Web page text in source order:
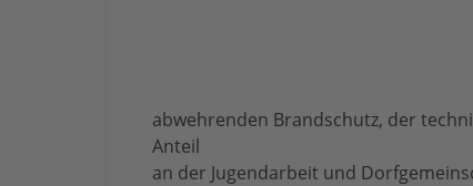
abwehrenden Brandschutz, der
Anteil
an der Jugendarbeit und